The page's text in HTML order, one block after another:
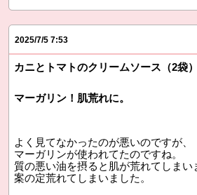
2025/7/5 7:53
カニとトマトのクリームソース（2袋）
マーガリン！肌荒れに。
よく見てなかったのが悪いのですが、
マーガリンが使われてたのですね。
質の悪い油を摂ると肌が荒れてしまい
案の定荒れてしまいました。